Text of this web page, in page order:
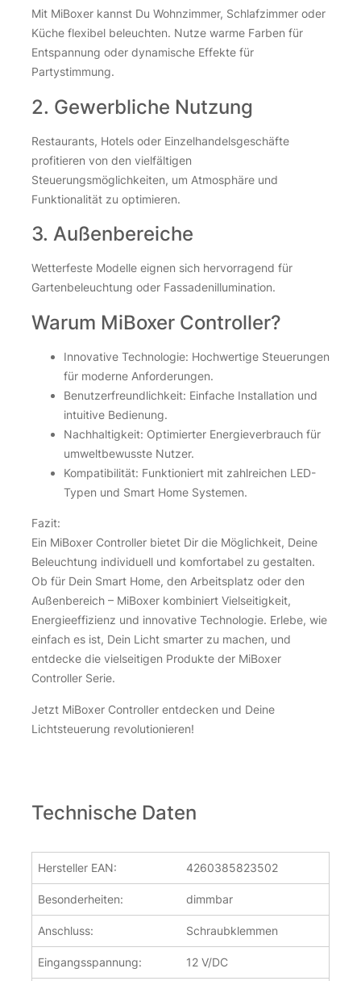
Mit MiBoxer kannst Du Wohnzimmer, Schlafzimmer oder
Küche flexibel beleuchten. Nutze warme Farben für
Entspannung oder dynamische Effekte für
Partystimmung.
2. Gewerbliche Nutzung
Restaurants, Hotels oder Einzelhandelsgeschäfte
profitieren von den vielfältigen
Steuerungsmöglichkeiten, um Atmosphäre und
Funktionalität zu optimieren.
3. Außenbereiche
Wetterfeste Modelle eignen sich hervorragend für
Gartenbeleuchtung oder Fassadenillumination.
Warum MiBoxer Controller?
Innovative Technologie: Hochwertige Steuerungen
für moderne Anforderungen.
Benutzerfreundlichkeit: Einfache Installation und
intuitive Bedienung.
Nachhaltigkeit: Optimierter Energieverbrauch für
umweltbewusste Nutzer.
Kompatibilität: Funktioniert mit zahlreichen LED-
Typen und Smart Home Systemen.
Fazit:
Ein MiBoxer Controller bietet Dir die Möglichkeit, Deine
Beleuchtung individuell und komfortabel zu gestalten.
Ob für Dein Smart Home, den Arbeitsplatz oder den
Außenbereich – MiBoxer kombiniert Vielseitigkeit,
Energieeffizienz und innovative Technologie. Erlebe, wie
einfach es ist, Dein Licht smarter zu machen, und
entdecke die vielseitigen Produkte der MiBoxer
Controller Serie.
Jetzt MiBoxer Controller entdecken und Deine
Lichtsteuerung revolutionieren!
Technische Daten
Hersteller EAN: 4260385823502
Besonderheiten: dimmbar
Anschluss: Schraubklemmen
Eingangsspannung: 12 V/DC